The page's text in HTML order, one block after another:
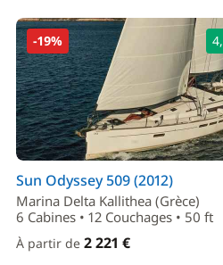
-19%
Sun Odyssey 509 (2012)
Marina Delta Kallithea (Grèce)
6 Cabines • 12 Couchages • 50 ft
À partir de 2 221 €